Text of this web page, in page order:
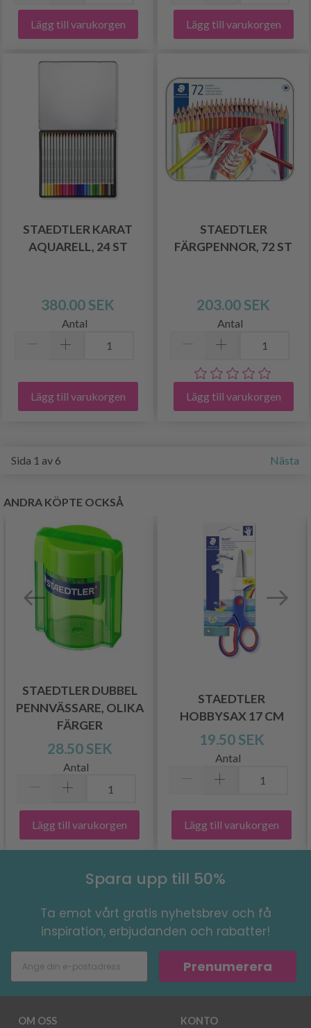
Lägg till varukorgen Lägg till varukorgen
STAEDTLER KARAT
AQUARELL, 24 ST
380.00 SEK
Antal
Lägg till varukorgen
STAEDTLER
FÄRGPENNOR, 72 ST
203.00 SEK
Antal
Lägg till varukorgen
Sida 1 av 6 Nästa
ANDRA KÖPTE OCKSÅ
STAEDTLER DUBBEL
PENNVÄSSARE, OLIKA
FÄRGER
28.50 SEK
Antal
Lägg till varukorgen
STAEDTLER
HOBBYSAX 17 CM
19.50 SEK
Antal
Lägg till varukorgen
Spara upp till 50%
Ta emot vårt gratis nyhetsbrev och få
inspiration, erbjudanden och rabatter!
Prenumerera
OM OSS KONTO